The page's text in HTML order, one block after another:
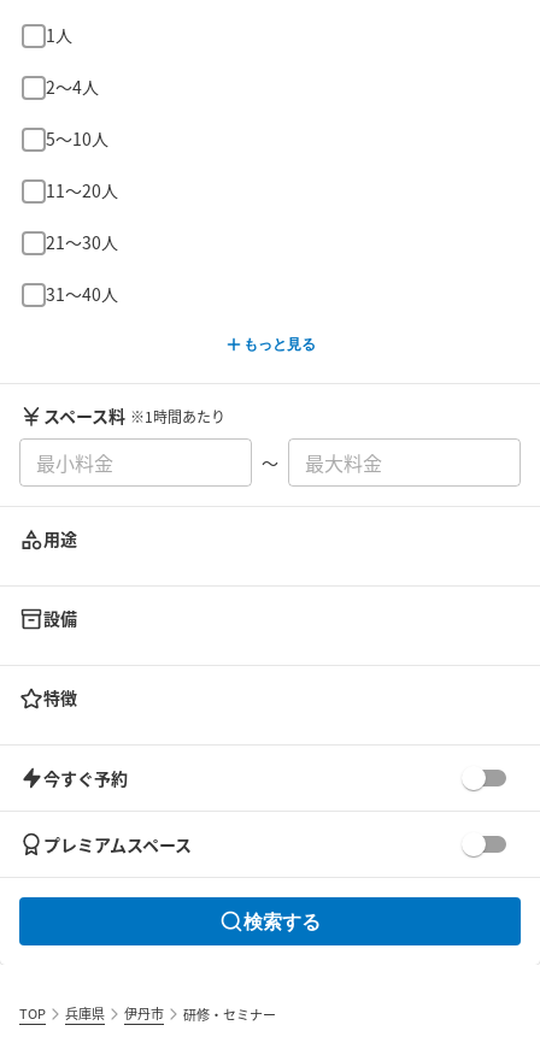
1人
2〜4人
5〜10人
11〜20人
21〜30人
31〜40人
もっと見る
スペース料 ※1時間あたり
〜
用途
設備
特徴
今すぐ予約
プレミアムスペース
検索する
TOP 兵庫県 伊丹市 研修・セミナー